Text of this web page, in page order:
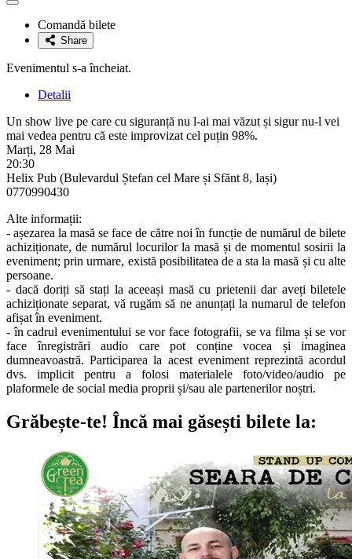
Adaugă
favoriteComandă bilete
Share
Evenimentul s-a încheiat.
Detalii
Un show live pe care cu siguranță nu l-ai mai văzut și sigur nu-l vei
mai vedea pentru că este improvizat cel puțin 98%.
Marți, 28 Mai
20:30
Helix Pub (Bulevardul Ștefan cel Mare și Sfănt 8, Iași)
0770990430
Alte informații:
- așezarea la masă se face de către noi în funcție de numărul de bilete
achiziționate, de numărul locurilor la masă și de momentul sosirii la
eveniment; prin urmare, există posibilitatea de a sta la masă și cu alte
persoane.
- dacă doriți să stați la aceeași masă cu prietenii dar aveți biletele
achiziționate separat, vă rugăm să ne anunțați la numarul de telefon
afișat în eveniment.
- în cadrul evenimentului se vor face fotografii, se va filma și se vor
face înregistrări audio care pot conține vocea și imaginea
dumneavoastră. Participarea la acest eveniment reprezintă acordul
dvs. implicit pentru a folosi materialele foto/video/audio pe
plaformele de social media proprii și/sau ale partenerilor noștri.
Grăbește-te! Încă mai găsești bilete la: